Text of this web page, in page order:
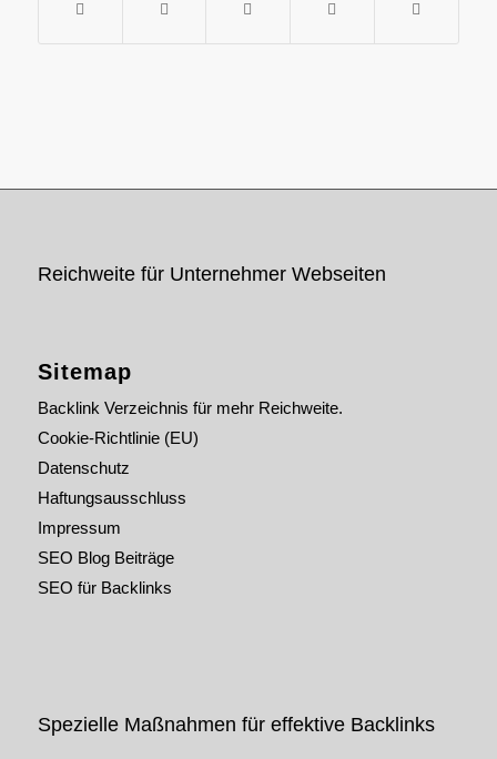
Reichweite für Unternehmer Webseiten
Sitemap
Backlink Verzeichnis für mehr Reichweite.
Cookie-Richtlinie (EU)
Datenschutz
Haftungsausschluss
Impressum
SEO Blog Beiträge
SEO für Backlinks
Spezielle Maßnahmen für effektive Backlinks